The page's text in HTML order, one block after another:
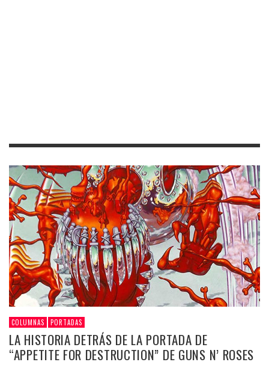
COLUMNAS PORTADAS
LA HISTORIA DETRÁS DE LA PORTADA DE
“APPETITE FOR DESTRUCTION” DE GUNS N’ ROSES